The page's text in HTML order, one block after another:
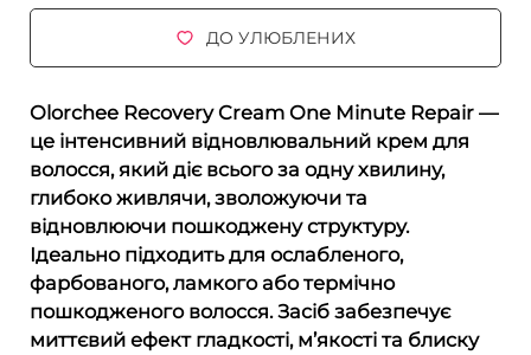
Olorchee Recovery Cream One Minute Repair —
це інтенсивний відновлювальний крем для
волосся, який діє всього за одну хвилину,
глибоко живлячи, зволожуючи та
відновлюючи пошкоджену структуру.
Ідеально підходить для ослабленого,
фарбованого, ламкого або термічно
пошкодженого волосся. Засіб забезпечує
миттєвий ефект гладкості, м’якості та блиску
ДО УЛЮБЛЕНИХ